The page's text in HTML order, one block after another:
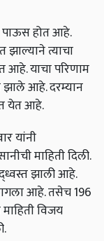
पाऊस होत आहे.
झाल्याने त्याचा
आहे. याचा परिणाम
आहे. दरम्यान
येत आहे.
यांनी
माहिती दिली.
झाली आहे.
आहे. तसेच 196
विजय